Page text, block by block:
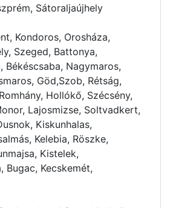
Sátoraljaújhely
Kondoros, Orosháza,
Szeged, Battonya,
Békéscsaba, Nagymaros,
Göd,Szob, Rétság,
Hollókő, Szécsény,
Lajosmizse, Soltvadkert,
Kiskunhalas,
Kelebia, Röszke,
Kistelek,
Bugac, Kecskemét,